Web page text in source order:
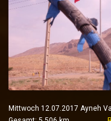
Mittwoch 12.07.2017 Ayneh